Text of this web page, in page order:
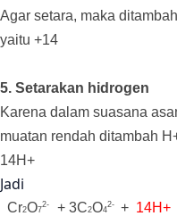
Agar setara, maka
yaitu +14
5. Setarakan hidrogen
Karena dalam suasana
muatan rendah ditambah
14H+
Jadi
Cr2O7
2- + 3C2O4
2- + 14H+